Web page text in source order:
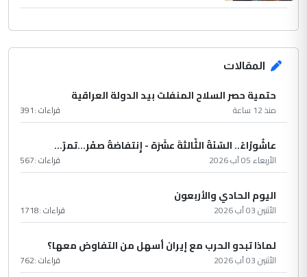
المقالات
حتمية حصر السلاح المنفلت بيد الدولة العراقية
منذ 12 ساعة قراءات :391
عاشُورْاءُ.. السّنَةُ الثّالثةَ عشَرَة - إِنتفاضةُ صفَر…تمرّ...
الأربعاء 05 آب 2026 قراءات :567
اليوم الحادي والأربعون
الأثنين 03 آب 2026 قراءات :1718
لماذا تبدو الحرب مع إيران أسهل من التفاوض معها؟
الأثنين 03 آب 2026 قراءات :762